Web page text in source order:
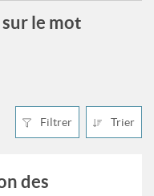
le mot
Filtrer Trier
des